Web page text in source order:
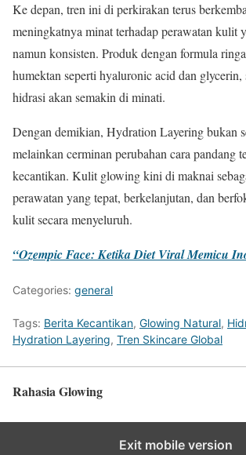
Ke depan, tren ini di perkirakan terus
meningkatnya minat terhadap perawatan kulit
namun konsisten. Produk dengan formula
humektan seperti hyaluronic acid dan glycerin,
hidrasi akan semakin di minati.
Dengan demikian, Hydration Layering bukan
melainkan cerminan perubahan cara pandang
kecantikan. Kulit glowing kini di maknai
perawatan yang tepat, berkelanjutan, dan
kulit secara menyeluruh.
“Ozempic Face: Ketika Diet Viral Memicu
Categories: general
Tags: Berita Kecantikan, Glowing Natural,
Hydration Layering, Tren Skincare Global
Rahasia Glowing
Exit mobile version